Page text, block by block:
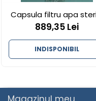
Capsula filtru apa
/ mocrofiltrata -
FILTRANIOS PS1000 -
889,35 Lei
INDISPONIBIL